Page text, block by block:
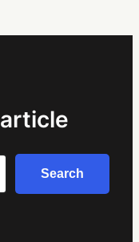
Search